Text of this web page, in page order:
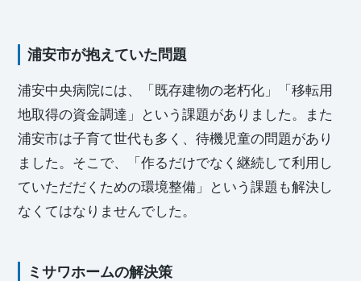
浦安市が抱えていた問題
浦安中央病院には、「既存建物の老朽化」「移転用
地取得の資金調達」という課題がありました。また
浦安市は子育て世代も多く、待機児童の問題があり
ました。そこで、「作るだけでなく継続して利用し
ていただだくための環境整備」という課題も解決し
なくてはなりませんでした。
ミサワホームの解決策